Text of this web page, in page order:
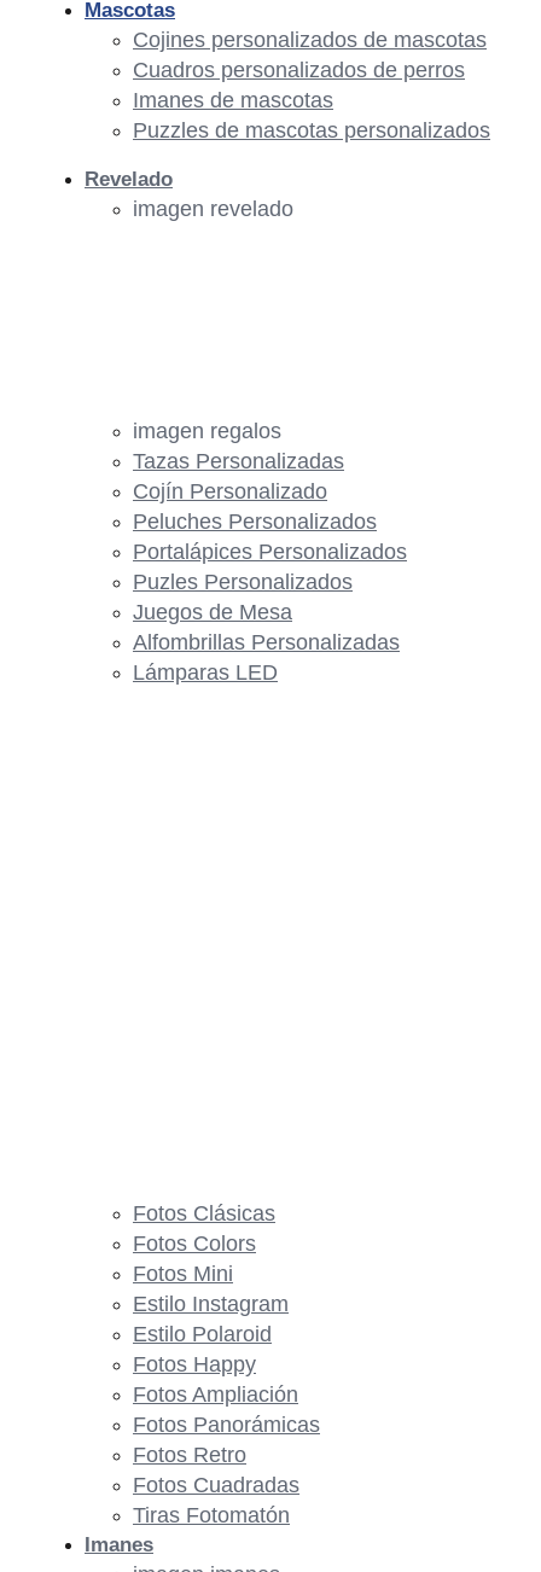
imagen regalos
Tazas Personalizadas
Cojín Personalizado
Peluches Personalizados
Portalápices Personalizados
Puzles Personalizados
Juegos de Mesa
Alfombrillas Personalizadas
Lámparas LED
Mascotas
Cojines personalizados de mascotas
Cuadros personalizados de perros
Imanes de mascotas
Puzzles de mascotas personalizados
Revelado
imagen revelado
Fotos Clásicas
Fotos Colors
Fotos Mini
Estilo Instagram
Estilo Polaroid
Fotos Happy
Fotos Ampliación
Fotos Panorámicas
Fotos Retro
Fotos Cuadradas
Tiras Fotomatón
Imanes